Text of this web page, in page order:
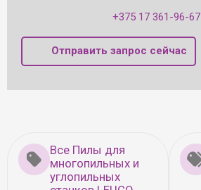
+375 17 361-96-67
Отправить запрос сейчас
Все Пилы для
многопильных и
углопильных